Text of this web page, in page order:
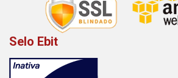
Selo Ebit